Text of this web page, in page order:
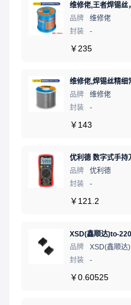
品牌
维修佬
封装
-
￥ 235
品牌
维修佬
封装
-
￥ 143
品牌
优利德
封装
-
￥ 121.2
品牌
XSD(鑫顺达)
封装
-
￥0.60525